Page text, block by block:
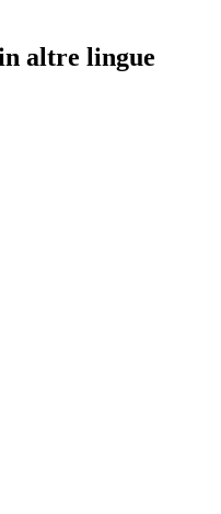
altre lingue